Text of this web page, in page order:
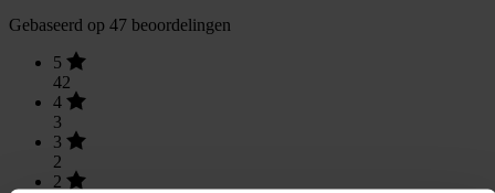
Gebaseerd op 47 beoordelingen
5
42
4
3
3
2
2